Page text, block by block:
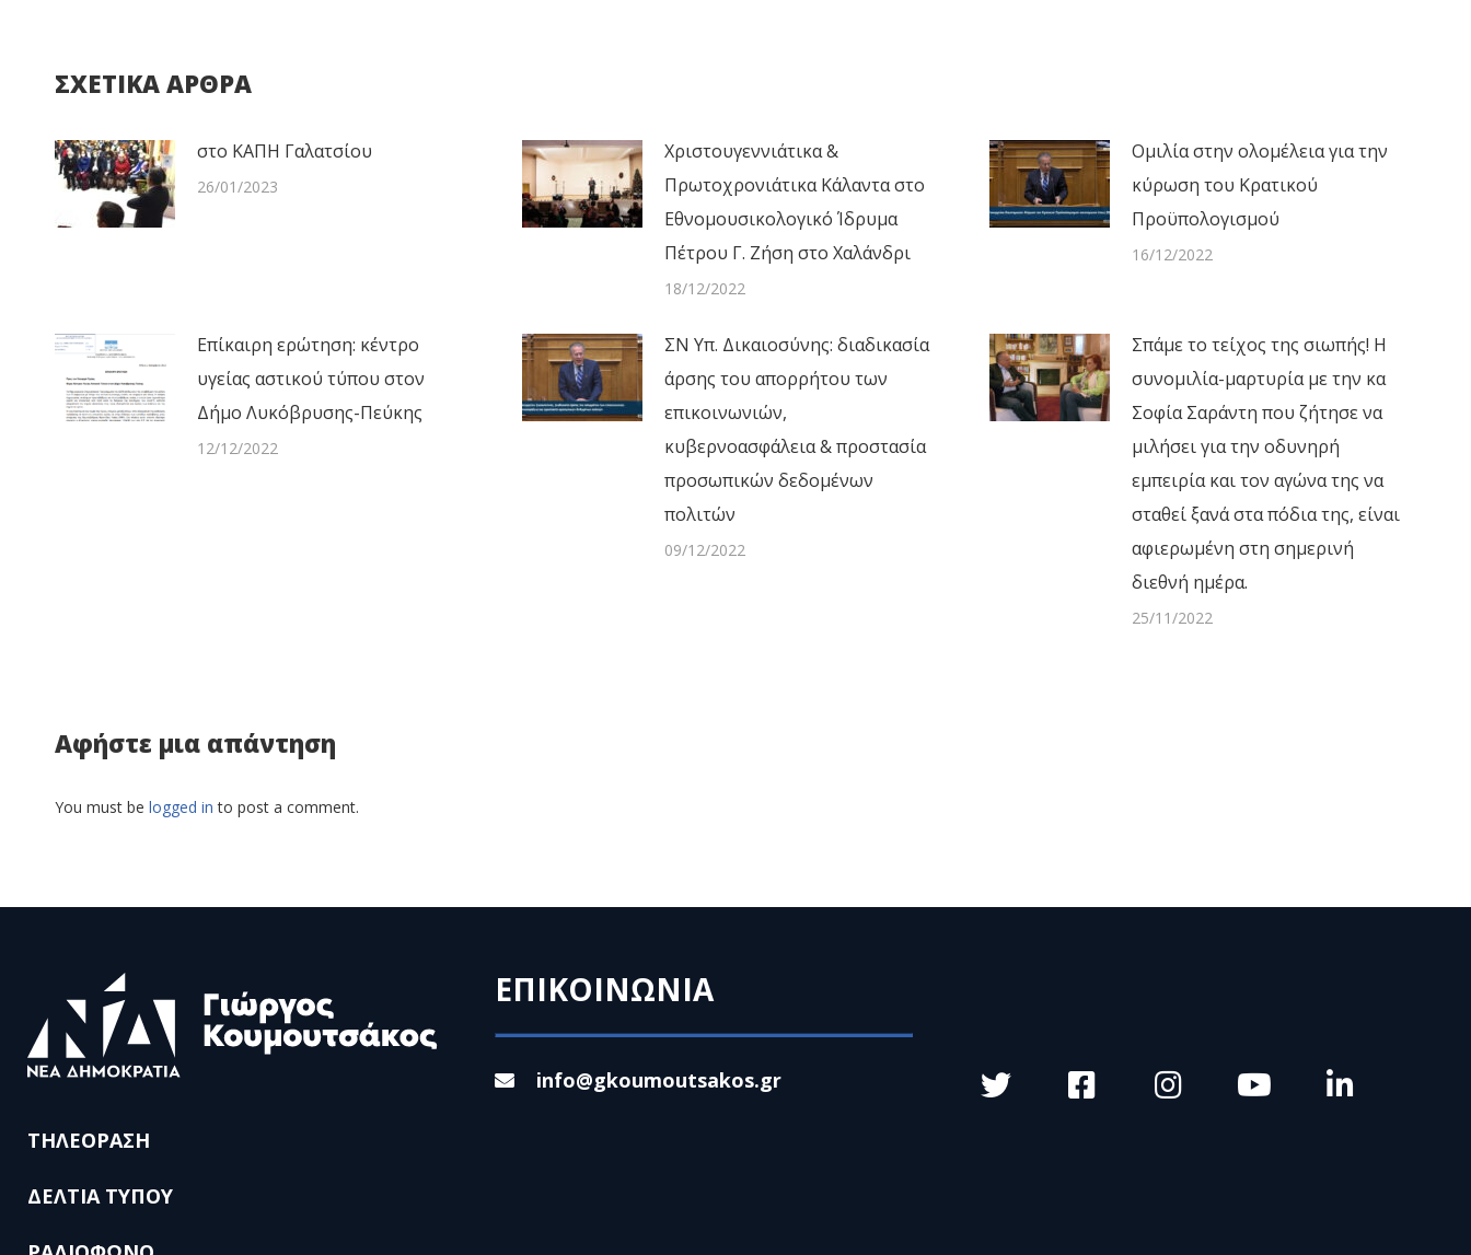
ΣΧΕΤΙΚΑ ΑΡΘΡΑ
στο ΚΑΠΗ Γαλατσίου
26/01/2023
Χριστουγεννιάτικα &
Πρωτοχρονιάτικα Κάλαντα στο
Εθνομουσικολογικό Ίδρυμα
Πέτρου Γ. Ζήση στο Χαλάνδρι
18/12/2022
Ομιλία στην ολομέλεια για την
κύρωση του Κρατικού
Προϋπολογισμού
16/12/2022
Επίκαιρη ερώτηση: κέντρο
υγείας αστικού τύπου στον
Δήμο Λυκόβρυσης-Πεύκης
12/12/2022
ΣΝ Υπ. Δικαιοσύνης: διαδικασία
άρσης του απορρήτου των
επικοινωνιών,
κυβερνοασφάλεια & προστασία
προσωπικών δεδομένων
πολιτών
09/12/2022
Σπάμε το τείχος της σιωπής! Η
συνομιλία-μαρτυρία με την κα
Σοφία Σαράντη που ζήτησε να
μιλήσει για την οδυνηρή
εμπειρία και τον αγώνα της να
σταθεί ξανά στα πόδια της, είναι
αφιερωμένη στη σημερινή
διεθνή ημέρα.
25/11/2022
Αφήστε μια απάντηση
You must be logged in to post a comment.
ΤΗΛΕΟΡΑΣΗ
ΔΕΛΤΙΑ ΤΥΠΟΥ
ΕΠΙΚΟΙΝΩΝΙΑ
info@gkoumoutsakos.gr